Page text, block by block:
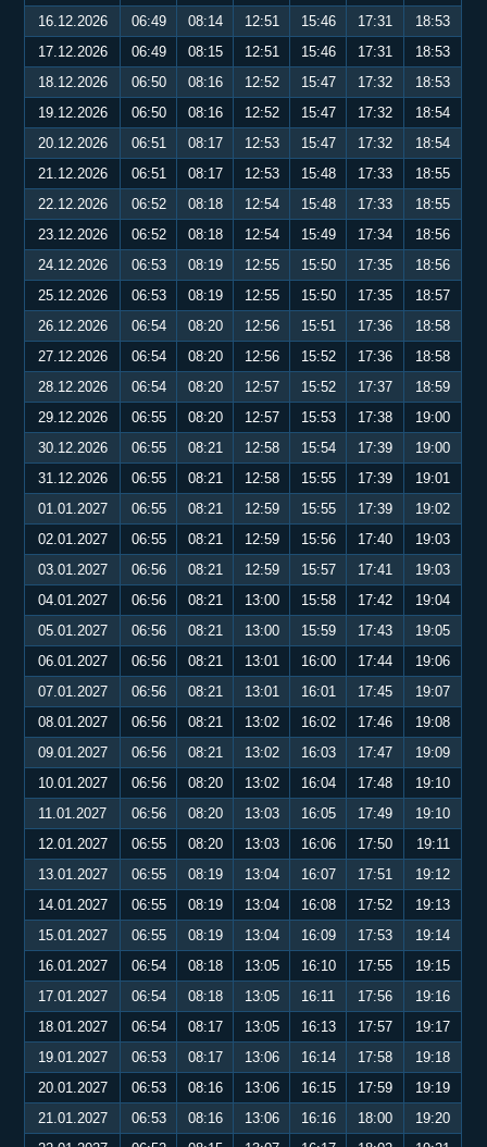
16.12.2026
06:49 08:14 12:51 15:46 17:31
18:53
17.12.2026
06:49 08:15 12:51 15:46 17:31
18:53
18.12.2026
06:50 08:16 12:52 15:47 17:32
18:53
19.12.2026
06:50 08:16 12:52 15:47 17:32
18:54
20.12.2026
06:51 08:17 12:53 15:47 17:32
18:54
21.12.2026
06:51 08:17 12:53 15:48 17:33
18:55
22.12.2026
06:52 08:18 12:54 15:48 17:33
18:55
23.12.2026
06:52 08:18 12:54 15:49 17:34
18:56
24.12.2026
06:53 08:19 12:55 15:50 17:35
18:56
25.12.2026
06:53 08:19 12:55 15:50 17:35
18:57
26.12.2026
06:54 08:20 12:56 15:51 17:36
18:58
27.12.2026
06:54 08:20 12:56 15:52 17:36
18:58
28.12.2026
06:54 08:20 12:57 15:52 17:37
18:59
29.12.2026
06:55 08:20 12:57 15:53 17:38
19:00
30.12.2026
06:55 08:21 12:58 15:54 17:39
19:00
31.12.2026
06:55 08:21 12:58 15:55 17:39
19:01
01.01.2027
06:55 08:21 12:59 15:55 17:39
19:02
02.01.2027
06:55 08:21 12:59 15:56 17:40
19:03
03.01.2027
06:56 08:21 12:59 15:57 17:41
19:03
04.01.2027
06:56 08:21 13:00 15:58 17:42
19:04
05.01.2027
06:56 08:21 13:00 15:59 17:43
19:05
06.01.2027
06:56 08:21 13:01 16:00 17:44
19:06
07.01.2027
06:56 08:21 13:01 16:01 17:45
19:07
08.01.2027
06:56 08:21 13:02 16:02 17:46
19:08
09.01.2027
06:56 08:21 13:02 16:03 17:47
19:09
10.01.2027
06:56 08:20 13:02 16:04 17:48
19:10
11.01.2027
06:56 08:20 13:03 16:05 17:49
19:10
12.01.2027
06:55 08:20 13:03 16:06 17:50
19:11
13.01.2027
06:55 08:19 13:04 16:07 17:51
19:12
14.01.2027
06:55 08:19 13:04 16:08 17:52
19:13
15.01.2027
06:55 08:19 13:04 16:09 17:53
19:14
16.01.2027
06:54 08:18 13:05 16:10 17:55
19:15
17.01.2027
06:54 08:18 13:05 16:11 17:56
19:16
18.01.2027
06:54 08:17 13:05 16:13 17:57
19:17
19.01.2027
06:53 08:17 13:06 16:14 17:58
19:18
20.01.2027
06:53 08:16 13:06 16:15 17:59
19:19
21.01.2027
06:53 08:16 13:06 16:16 18:00
19:20